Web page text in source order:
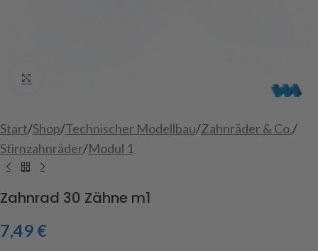
Start/Shop/Technischer Modellbau/Zahnräder & Co./
Stirnzahnräder/Modul 1
Zahnrad 30 Zähne m1
7,49 €